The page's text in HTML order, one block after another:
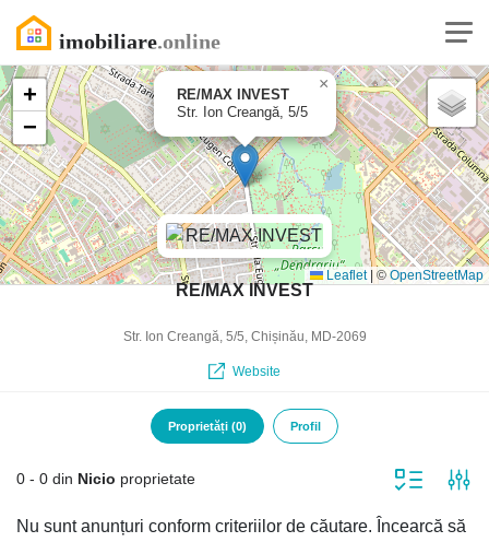
RE/MAX INVEST
Str. Ion Creangă, 5/5
×
+
−
Leaflet © OpenStreetMap
RE/MAX INVEST
Str. Ion Creangă, 5/5, Chișinău, MD-2069
Website
Proprietăți (0) Profil
0 - 0 din Nicio proprietate
Nu sunt anunțuri conform criteriilor de căutare. Încearcă să